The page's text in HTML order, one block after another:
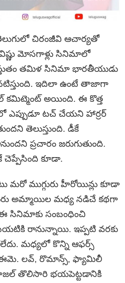
చిరంజీవి ఆచార్యతో
మోసగాళ్లు సినిమాలో
తమిళ సినిమా భారతీయుడు
ఇదిలా ఉంటే తాజాగా
అయింది. ఈ కొత్త
ఎప్పుడూ టచ్ చేయని హార్రర్
తెలుస్తుంది. డీకే
ప్రచారం జరుగుతుంది.
చెప్పేసింది కూడా.
మరో ముగ్గురు హీరోయిన్లు కూడా
అమ్మాయిల మధ్య నడిచే కథగా
సినిమాకు సంబంధించి
రానున్నాయి. ఇప్పటి వరకు
మధ్యలో కొన్ని ఆఫర్స్
ఈమె. లవ్, రొమాన్స్, ఫ్యామిలీ
తొలిసారి భయపెట్టడానికి